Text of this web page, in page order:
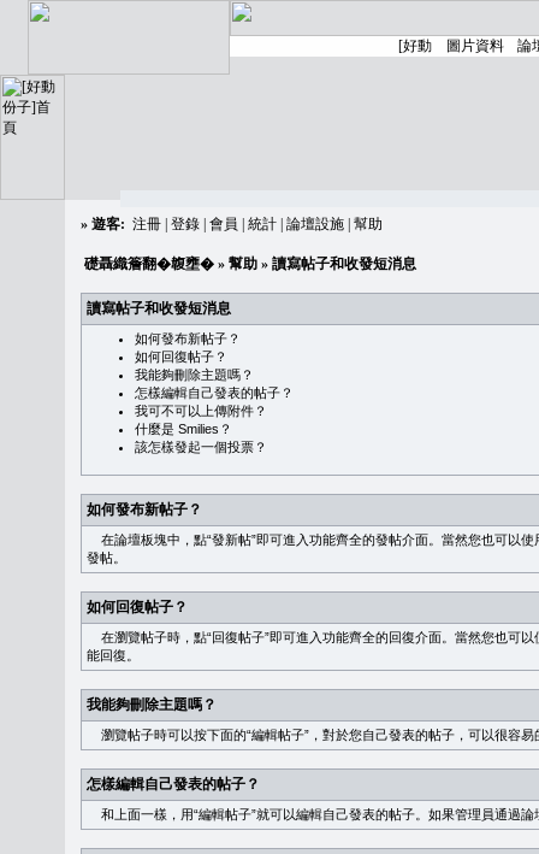
» 遊客: 注冊 登錄 會員 統計 論壇設施 幫助
礎聶織簷翻�䪖壅� » 幫助 » 讀寫帖子和收發短消息
讀寫帖子和收發短消息
如何發布新帖子？
如何回復帖子？
我能夠刪除主題嗎？
怎樣編輯自己發表的帖子？
我可不可以上傳附件？
什麼是 Smilies？
該怎樣發起一個投票？
如何發布新帖子？
在論壇板塊中，點“發新帖”即可進入功能齊全的發帖介面。當然您也可以
發帖。
如何回復帖子？
在瀏覽帖子時，點“回復帖子”即可進入功能齊全的回復介面。當然您也可
能回復。
我能夠刪除主題嗎？
瀏覽帖子時可以按下面的“編輯帖子”，對於您自己發表的帖子，可以很容
怎樣編輯自己發表的帖子？
和上面一樣，用“編輯帖子”就可以編輯自己發表的帖子。如果管理員通過